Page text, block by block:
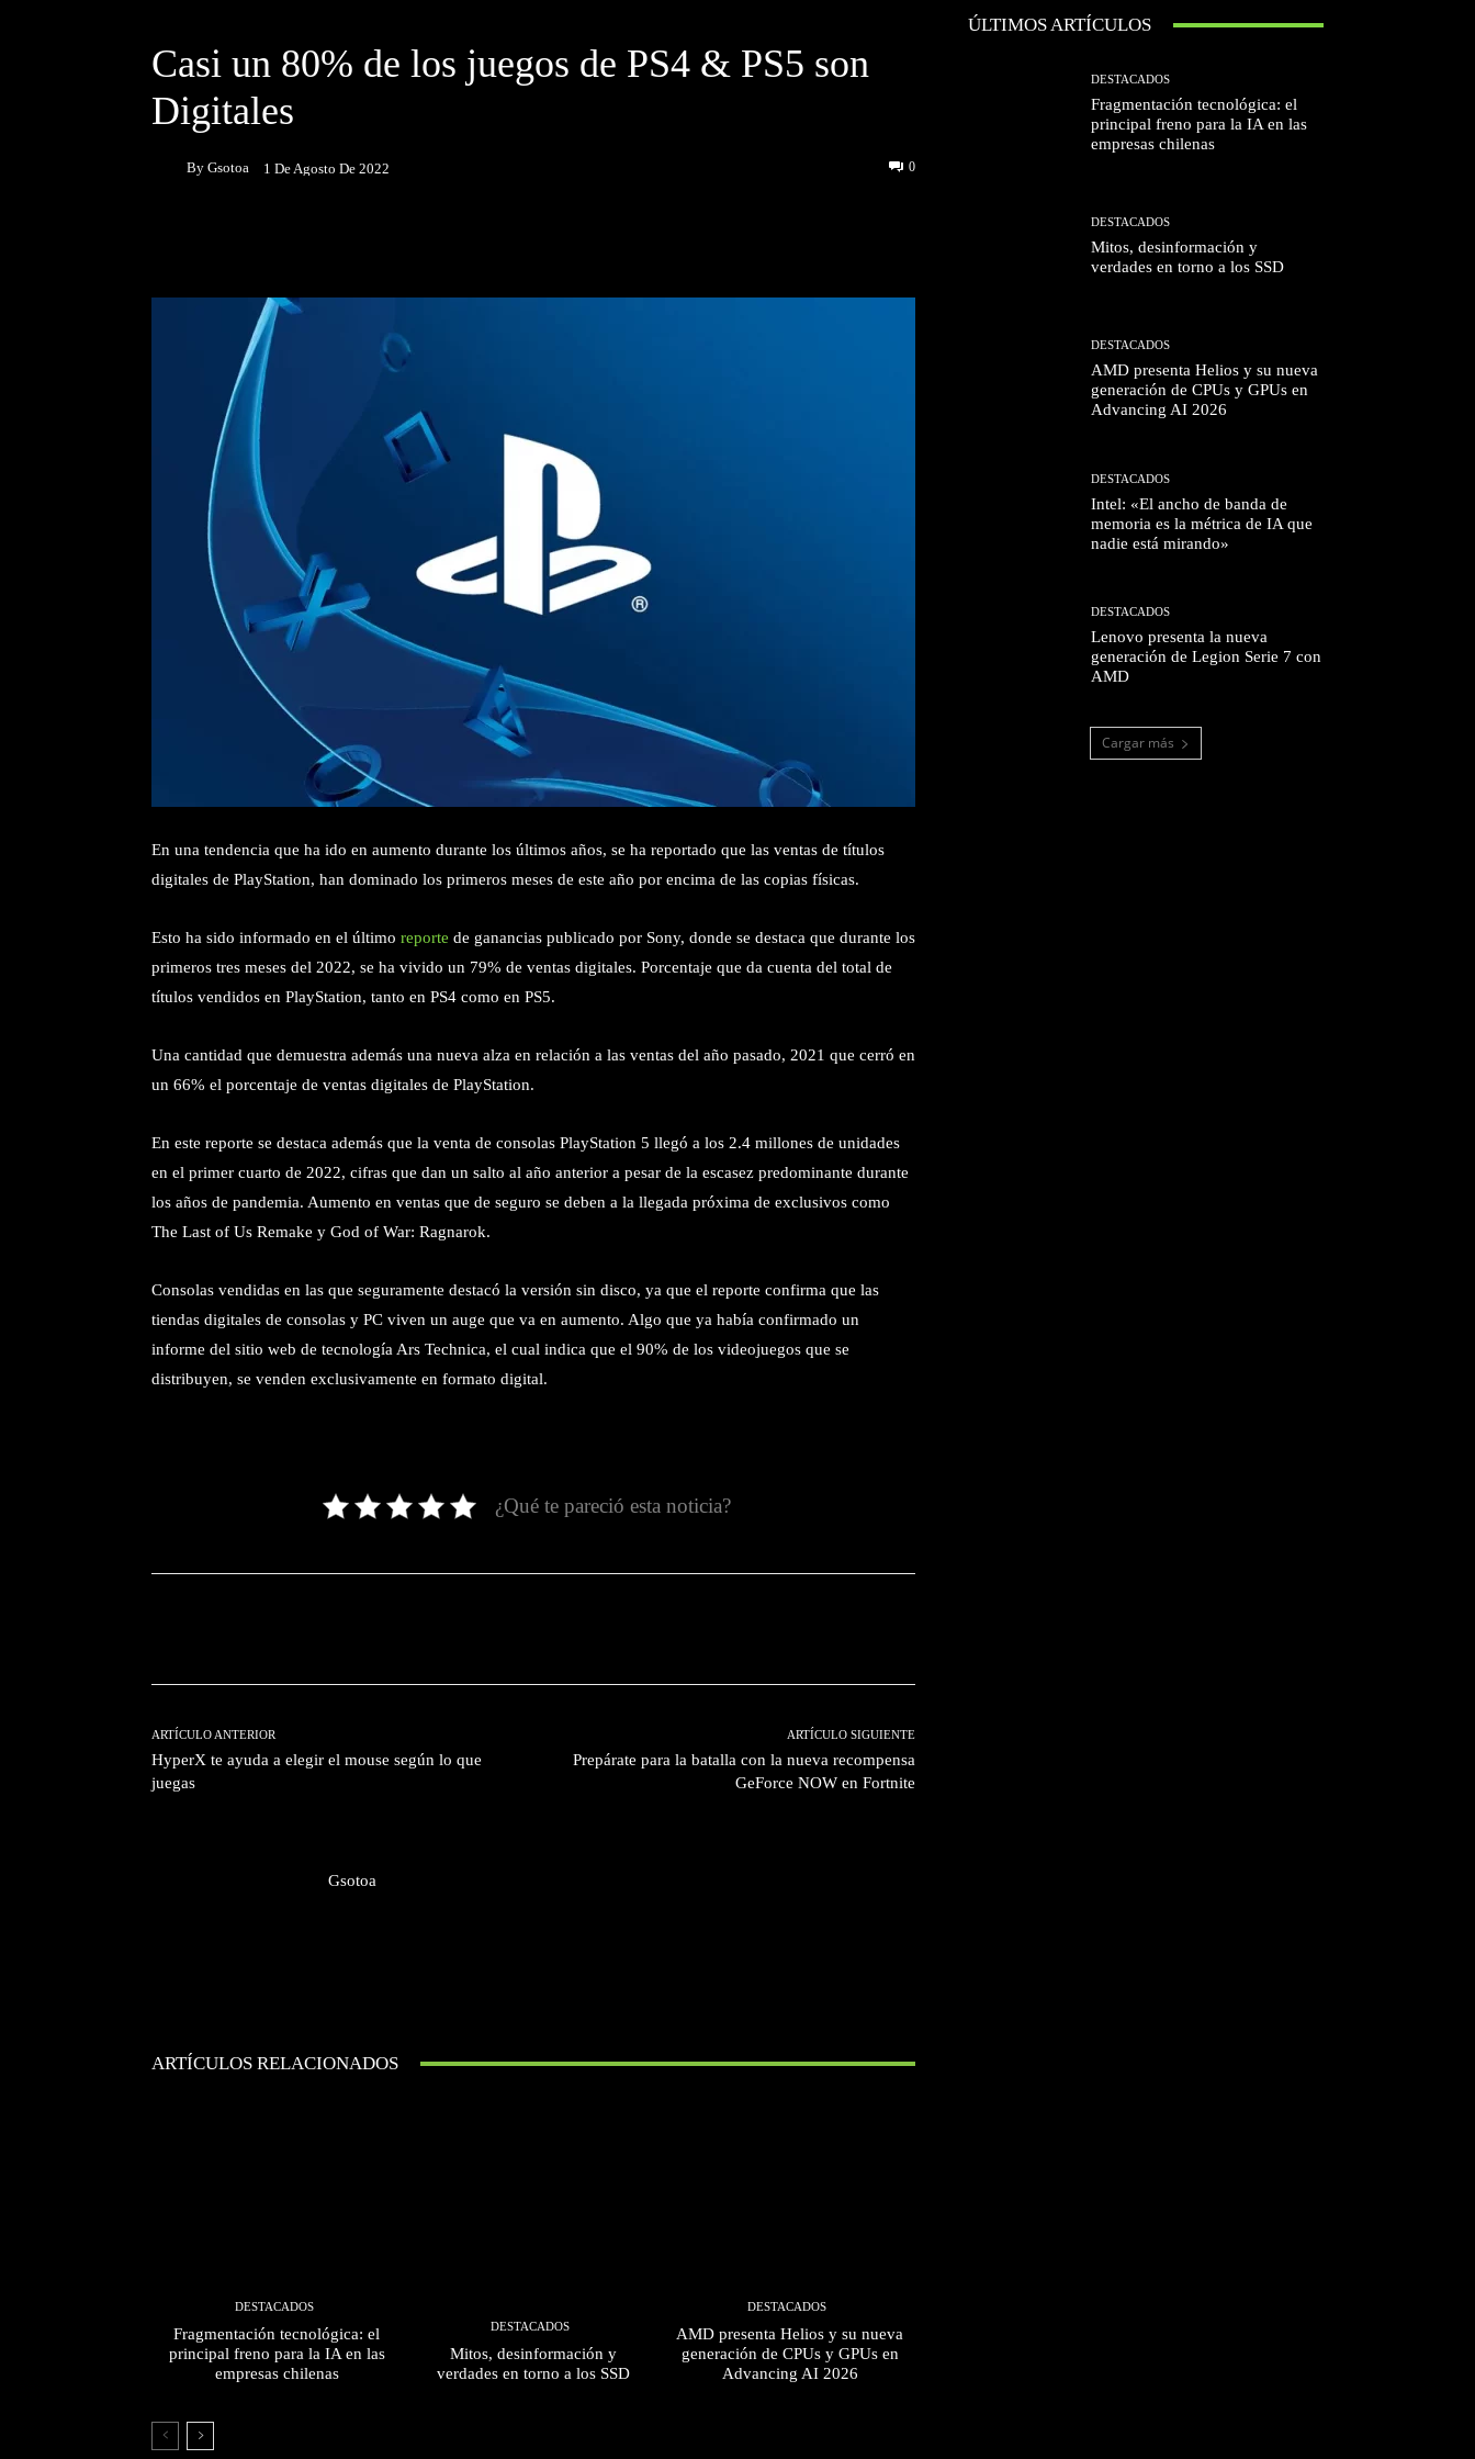
Casi un 80% de los juegos de PS4 & PS5 son
Digitales
By Gsotoa 1 De Agosto De 2022 0
En una tendencia que ha ido en aumento durante los últimos años, se ha reportado que las ventas de títulos
digitales de PlayStation, han dominado los primeros meses de este año por encima de las copias físicas.
Esto ha sido informado en el último reporte de ganancias publicado por Sony, donde se destaca que durante los
primeros tres meses del 2022, se ha vivido un 79% de ventas digitales. Porcentaje que da cuenta del total de
títulos vendidos en PlayStation, tanto en PS4 como en PS5.
Una cantidad que demuestra además una nueva alza en relación a las ventas del año pasado, 2021 que cerró en
un 66% el porcentaje de ventas digitales de PlayStation.
En este reporte se destaca además que la venta de consolas PlayStation 5 llegó a los 2.4 millones de unidades
en el primer cuarto de 2022, cifras que dan un salto al año anterior a pesar de la escasez predominante durante
los años de pandemia. Aumento en ventas que de seguro se deben a la llegada próxima de exclusivos como
The Last of Us Remake y God of War: Ragnarok.
Consolas vendidas en las que seguramente destacó la versión sin disco, ya que el reporte confirma que las
tiendas digitales de consolas y PC viven un auge que va en aumento. Algo que ya había confirmado un
informe del sitio web de tecnología Ars Technica, el cual indica que el 90% de los videojuegos que se
distribuyen, se venden exclusivamente en formato digital.
¿Qué te pareció esta noticia?
ARTÍCULO ANTERIOR
HyperX te ayuda a elegir el mouse según lo que
juegas
ARTÍCULO SIGUIENTE
Prepárate para la batalla con la nueva recompensa
GeForce NOW en Fortnite
Gsotoa
ARTÍCULOS RELACIONADOS
DESTACADOS
Fragmentación tecnológica: el
principal freno para la IA en las
empresas chilenas
DESTACADOS
Mitos, desinformación y
verdades en torno a los SSD
DESTACADOS
AMD presenta Helios y su nueva
generación de CPUs y GPUs en
Advancing AI 2026
ÚLTIMOS ARTÍCULOS
DESTACADOS
Fragmentación tecnológica: el
principal freno para la IA en las
empresas chilenas
DESTACADOS
Mitos, desinformación y
verdades en torno a los SSD
DESTACADOS
AMD presenta Helios y su nueva
generación de CPUs y GPUs en
Advancing AI 2026
DESTACADOS
Intel: «El ancho de banda de
memoria es la métrica de IA que
nadie está mirando»
DESTACADOS
Lenovo presenta la nueva
generación de Legion Serie 7 con
AMD
Cargar más